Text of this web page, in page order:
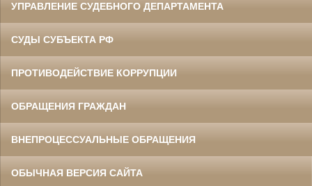
УПРАВЛЕНИЕ СУДЕБНОГО ДЕПАРТАМЕНТА
СУДЫ СУБЪЕКТА РФ
ПРОТИВОДЕЙСТВИЕ КОРРУПЦИИ
ОБРАЩЕНИЯ ГРАЖДАН
ВНЕПРОЦЕССУАЛЬНЫЕ ОБРАЩЕНИЯ
ОБЫЧНАЯ ВЕРСИЯ САЙТА